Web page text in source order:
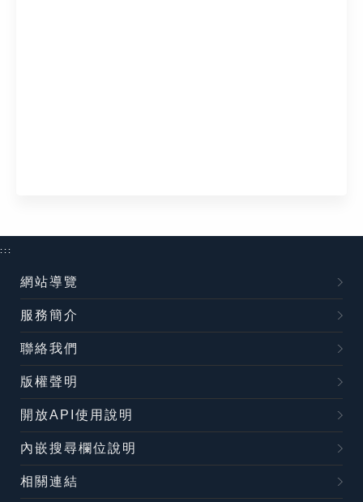
:::
網站導覽
服務簡介
聯絡我們
版權聲明
開放API使用說明
內嵌搜尋欄位說明
相關連結